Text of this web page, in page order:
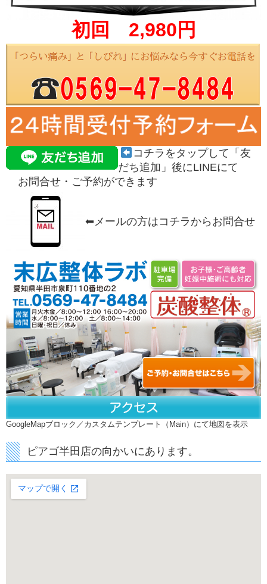
初回 2,980円
コチラをタップして「友
だち追加」後にLINEにて
お問合せ・ご予約ができます
⬅︎メールの方はコチラからお問合せ
GoogleMapブロック／カスタムテンプレート（Main）にて地図を表示
ピアゴ半田店の向かいにあります。